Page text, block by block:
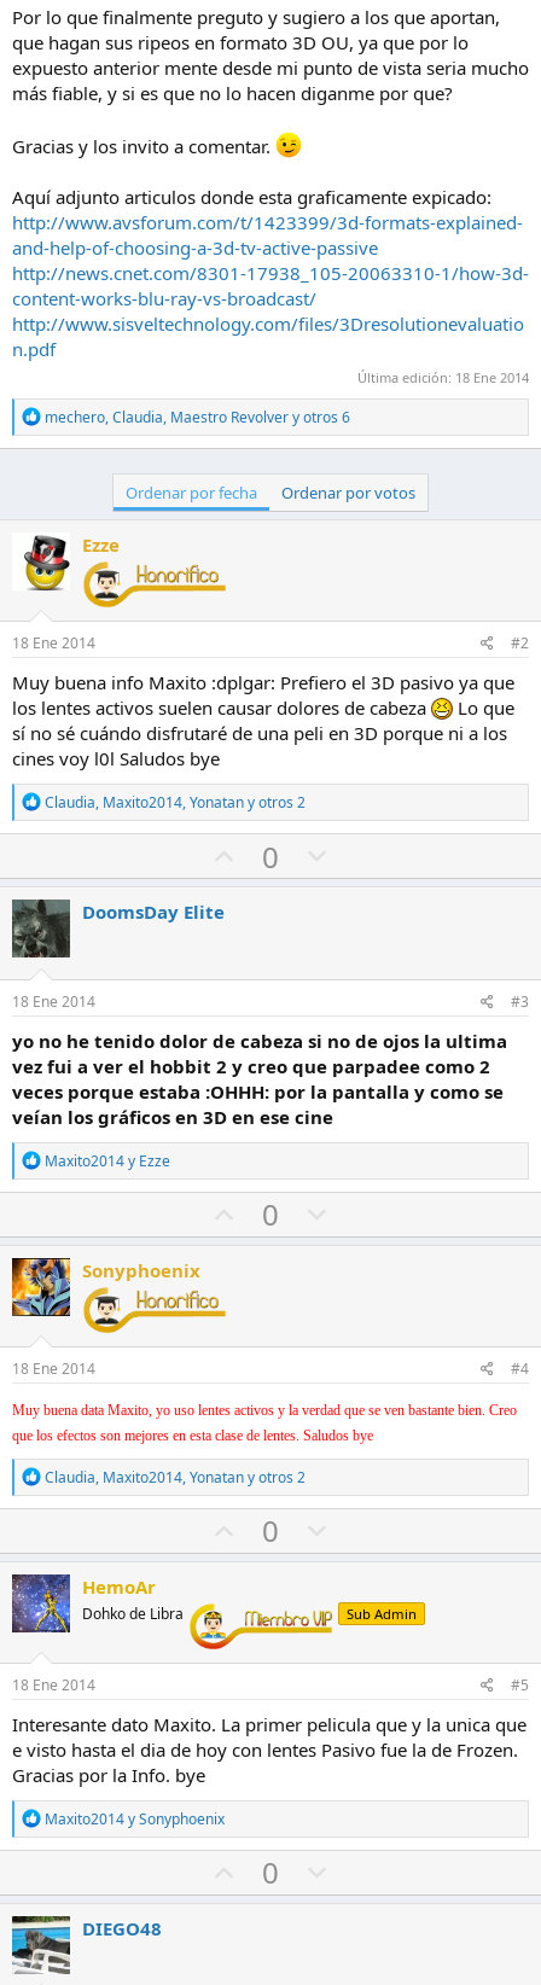
Por lo que finalmente preguto y sugiero a los que aportan,
que hagan sus ripeos en formato 3D OU, ya que por lo
expuesto anterior mente desde mi punto de vista seria mucho
más fiable, y si es que no lo hacen diganme por que?
Gracias y los invito a comentar.
Aquí adjunto articulos donde esta graficamente expicado:
http://www.avsforum.com/t/1423399/3d-formats-explained-
and-help-of-choosing-a-3d-tv-active-passive
http://news.cnet.com/8301-17938_105-20063310-1/how-3d-
content-works-blu-ray-vs-broadcast/
http://www.sisveltechnology.com/files/3Dresolutionevaluatio
n.pdf
Última edición: 18 Ene 2014
R
e
a
o
n
e
s
mechero,Claudia, Maestro Revolvery otros 6
Ordenar por fecha Ordenar por votos
Ezze
18 Ene 2014 #2
Muy buena info Maxito :dplgar: Prefiero el 3D pasivo ya que
los lentes activos suelen causar dolores de cabeza
Lo que
sí no sé cuándo disfrutaré de una peli en 3D porque ni a los
cines voy l0l Saludos bye
R
e
a
c
i
o
n
e
s
Claudia, Maxito2014,Yonatany otros 2
o
a
a
v
o
r
0
o
e
c
o
n
t
r
a
DoomsDay Elite
18 Ene 2014 #3
yo no he tenido dolor de cabeza si no de ojos la ultima
vez fui a ver el hobbit 2 y creo que parpadee como 2
veces porque estaba :OHHH: por la pantalla y como se
veían los gráficos en 3D en ese cine
R
e
a
c
i
o
n
e
Maxito2014y Ezze
o
f
a
v
o
r
0
o
n
c
o
n
r
Sonyphoenix
18 Ene 2014 #4
Muy buena data Maxito, yo uso lentes activos y la verdad que se ven bastante bien. Creo
que los efectos son mejores en esta clase de lentes. Saludos bye
R
e
a
c
i
o
n
e
Claudia, Maxito2014,Yonatany otros 2
o
o
a
f
a
v
o
0
o
o
n
c
o
n
a
HemoAr
Dohko de Libra Sub Admin
18 Ene 2014 #5
Interesante dato Maxito. La primer pelicula que y la unica que
e visto hasta el dia de hoy con lentes Pasivo fue la de Frozen.
Gracias por la Info. bye
R
e
a
c
i
o
n
e
Maxito2014ySonyphoenix
o
0
o
DIEGO48